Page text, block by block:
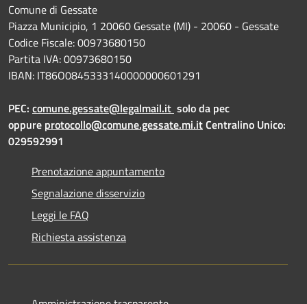
Comune di Gessate
Piazza Municipio, 1 20060 Gessate (MI) - 20060 - Gessate
Codice Fiscale: 00973680150
Partita IVA: 00973680150
IBAN: IT86O0845333140000000601291
PEC: comune.gessate@legalmail.it solo da pec
oppure protocollo@comune.gessate.mi.itCentralino Unico:
029592991
Prenotazione appuntamento
Segnalazione disservizio
Leggi le FAQ
Richiesta assistenza